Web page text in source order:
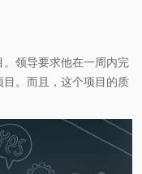
领导要求他在一周内完
。而且，这个项目的质